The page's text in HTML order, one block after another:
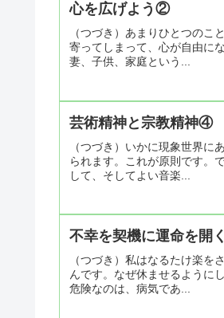
心を広げよう②
（つづき）あまりひとつの
寄ってしまって、心が自由に
妻、子供、家庭という...
芸術精神と宗教精神④
（つづき）いかに現象世界に
られます。これが原則です。
して、そしてよい音楽...
不幸を契機に運命を開
（つづき）私はなるたけ楽
んです。なぜ休ませるように
危険なのは、病気であ...